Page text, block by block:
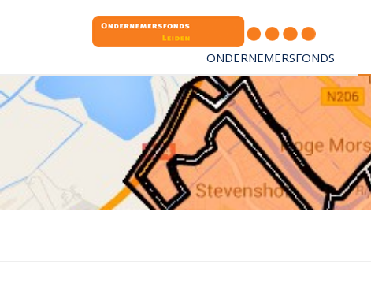
ONDERNEMERSFONDS